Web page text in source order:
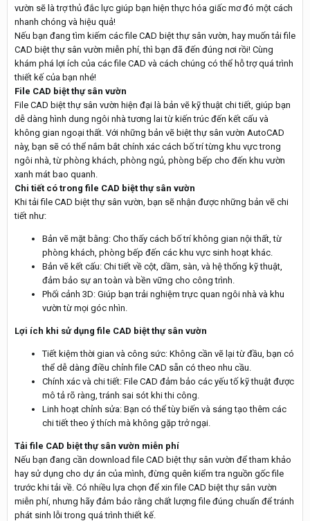
vườn sẽ là trợ thủ đắc lực giúp bạn hiện thực hóa giấc mơ đó một cách
nhanh chóng và hiệu quả!
Nếu bạn đang tìm kiếm các file CAD biệt thự sân vườn, hay muốn tải file
CAD biệt thự sân vườn miễn phí, thì bạn đã đến đúng nơi rồi! Cùng
khám phá lợi ích của các file CAD và cách chúng có thể hỗ trợ quá trình
thiết kế của bạn nhé!
File CAD biệt thự sân vườn
File CAD biệt thự sân vườn hiện đại là bản vẽ kỹ thuật chi tiết, giúp bạn
dễ dàng hình dung ngôi nhà tương lai từ kiến trúc đến kết cấu và
không gian ngoại thất. Với những bản vẽ biệt thự sân vườn AutoCAD
này, bạn sẽ có thể nắm bắt chính xác cách bố trí từng khu vực trong
ngôi nhà, từ phòng khách, phòng ngủ, phòng bếp cho đến khu vườn
xanh mát bao quanh.
Chi tiết có trong file CAD biệt thự sân vườn
Khi tải file CAD biệt thự sân vườn, bạn sẽ nhận được những bản vẽ chi
tiết như:
Bản vẽ mặt bằng: Cho thấy cách bố trí không gian nội thất, từ
phòng khách, phòng bếp đến các khu vực sinh hoạt khác.
Bản vẽ kết cấu: Chi tiết về cột, dầm, sàn, và hệ thống kỹ thuật,
đảm bảo sự an toàn và bền vững cho công trình.
Phối cảnh 3D: Giúp bạn trải nghiệm trực quan ngôi nhà và khu
vườn từ mọi góc nhìn.
Lợi ích khi sử dụng file CAD biệt thự sân vườn
Tiết kiệm thời gian và công sức: Không cần vẽ lại từ đầu, bạn có
thể dễ dàng điều chỉnh file CAD sẵn có theo nhu cầu.
Chính xác và chi tiết: File CAD đảm bảo các yếu tố kỹ thuật được
mô tả rõ ràng, tránh sai sót khi thi công.
Linh hoạt chỉnh sửa: Bạn có thể tùy biến và sáng tạo thêm các
chi tiết theo ý thích mà không gặp trở ngại.
Tải file CAD biệt thự sân vườn miễn phí
Nếu bạn đang cần download file CAD biệt thự sân vườn để tham khảo
hay sử dụng cho dự án của mình, đừng quên kiểm tra nguồn gốc file
trước khi tải về. Có nhiều lựa chọn để xin file CAD biệt thự sân vườn
miễn phí, nhưng hãy đảm bảo rằng chất lượng file đúng chuẩn để tránh
phát sinh lỗi trong quá trình thiết kế.